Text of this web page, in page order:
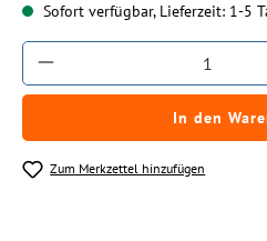
Sofort verfügbar, Lieferzeit: 1-5
Produkt Anzahl: Gib
In den
Zum Merkzettel hinzufügen